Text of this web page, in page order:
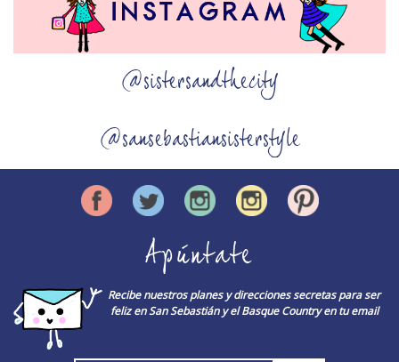
@sistersandthecity
@sansebastiansisterstyle
Apúntate
Recibe nuestros planes y direcciones secretas para ser
feliz en San Sebastián y el Basque Country en tu email